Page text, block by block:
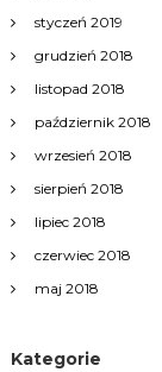
styczeń 2019
grudzień 2018
listopad 2018
październik 2018
wrzesień 2018
sierpień 2018
lipiec 2018
czerwiec 2018
maj 2018
Kategorie